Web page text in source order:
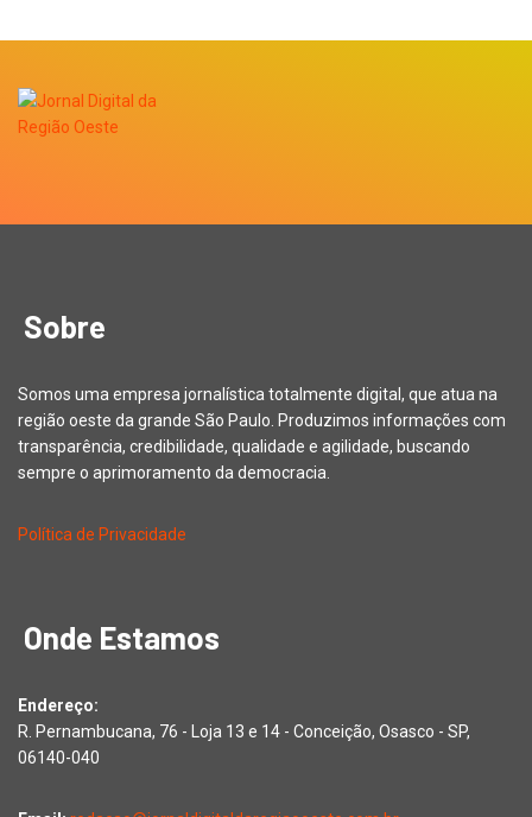
Sobre
Somos uma empresa jornalística totalmente digital, que atua na
região oeste da grande São Paulo. Produzimos informações com
transparência, credibilidade, qualidade e agilidade, buscando
sempre o aprimoramento da democracia.
Política de Privacidade
Onde Estamos
Endereço:
R. Pernambucana, 76 - Loja 13 e 14 - Conceição, Osasco - SP,
06140-040